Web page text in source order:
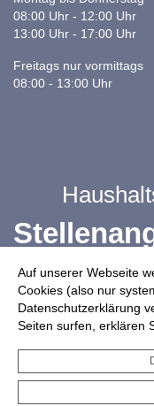
Auf unserer Webseite
Cookies (also nur
Datenschutzerklärung
Seiten surfen, erklären
08:00 Uhr - 12:00 Uhr
13:00 Uhr - 17:00 Uhr
Freitags nur vormittags
08:00 - 13:00 Uhr
Ganztag
Infos